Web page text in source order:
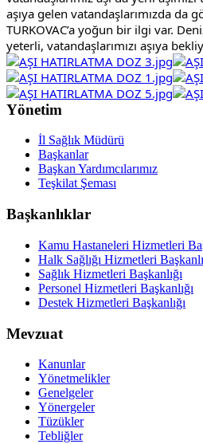
aşıya gelen vatandaşlarımızda da
TURKOVAC’a yoğun bir ilgi var.
yeterli, vatandaşlarımızı aşıya
Yönetim
İl Sağlık Müdürü
Başkanlar
Başkan Yardımcılarımız
Teşkilat Şeması
Başkanlıklar
Kamu Hastaneleri Hizmetleri
Halk Sağlığı Hizmetleri
Sağlık Hizmetleri Başkanlığı
Personel Hizmetleri Başkanlığı
Destek Hizmetleri Başkanlığı
Mevzuat
Kanunlar
Yönetmelikler
Genelgeler
Yönergeler
Tüzükler
Tebliğler